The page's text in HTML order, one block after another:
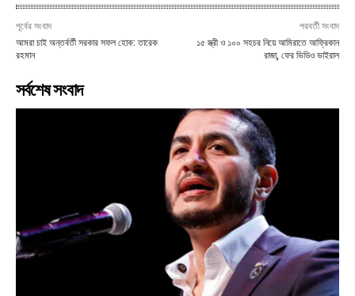
পূর্বের সংবাদ
আমরা চাই অন্তর্বর্তী সরকার সফল হোক: তারেক
রহমান
পরবর্তী সংবাদ
১৫ স্ত্রী ও ১০০ সহচর নিয়ে আমিরাতে আফ্রিকান
রাজা, ফের ভিডিও ভাইরাল
সর্বশেষ সংবাদ